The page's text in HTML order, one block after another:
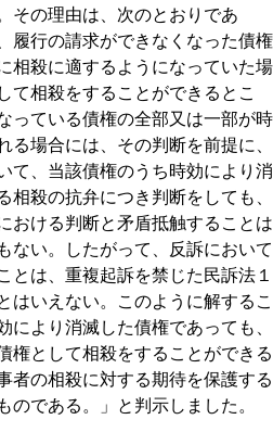
その理由は、次のとおりであ
履行の請求ができなくなった債権
相殺に適するようになっていた場
て相殺をすることができるとこ
っている債権の全部又は一部が時
場合には、その判断を前提に、
て、当該債権のうち時効により消
殺の抗弁につき判断をしても、
おける判断と矛盾抵触することは
ない。したがって、反訴において
とは、重複起訴を禁じた民訴法１
はいえない。このように解するこ
により消滅した債権であっても、
権として相殺をすることができる
者の相殺に対する期待を保護する
のである。」と判示しました。